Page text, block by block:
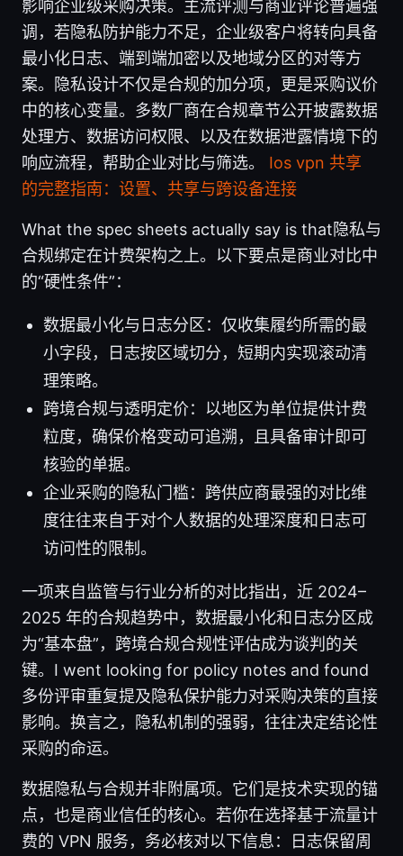
影响企业级采购决策。主流评测与商业评论普遍强
调，若隐私防护能力不足，企业级客户将转向具备
最小化日志、端到端加密以及地域分区的对等方
案。隐私设计不仅是合规的加分项，更是采购议价
中的核心变量。多数厂商在合规章节公开披露数据
处理方、数据访问权限、以及在数据泄露情境下的
响应流程，帮助企业对比与筛选。 Ios vpn 共享
的完整指南：设置、共享与跨设备连接
What the spec sheets actually say is that隐私与
合规绑定在计费架构之上。以下要点是商业对比中
的“硬性条件”：
数据最小化与日志分区：仅收集履约所需的最
小字段，日志按区域切分，短期内实现滚动清
理策略。
跨境合规与透明定价：以地区为单位提供计费
粒度，确保价格变动可追溯，且具备审计即可
核验的单据。
企业采购的隐私门槛：跨供应商最强的对比维
度往往来自于对个人数据的处理深度和日志可
访问性的限制。
一项来自监管与行业分析的对比指出，近 2024–
2025 年的合规趋势中，数据最小化和日志分区成
为“基本盘”，跨境合规合规性评估成为谈判的关
键。I went looking for policy notes and found
多份评审重复提及隐私保护能力对采购决策的直接
影响。换言之，隐私机制的强弱，往往决定结论性
采购的命运。
数据隐私与合规并非附属项。它们是技术实现的锚
点，也是商业信任的核心。若你在选择基于流量计
费的 VPN 服务，务必核对以下信息：日志保留周